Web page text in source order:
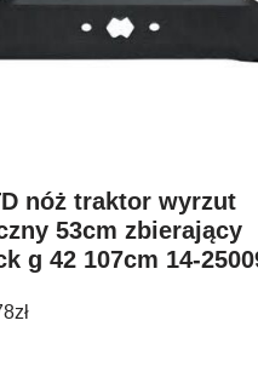
nóż traktor wyrzut
53cm zbierający
g 42 107cm 14-
zł